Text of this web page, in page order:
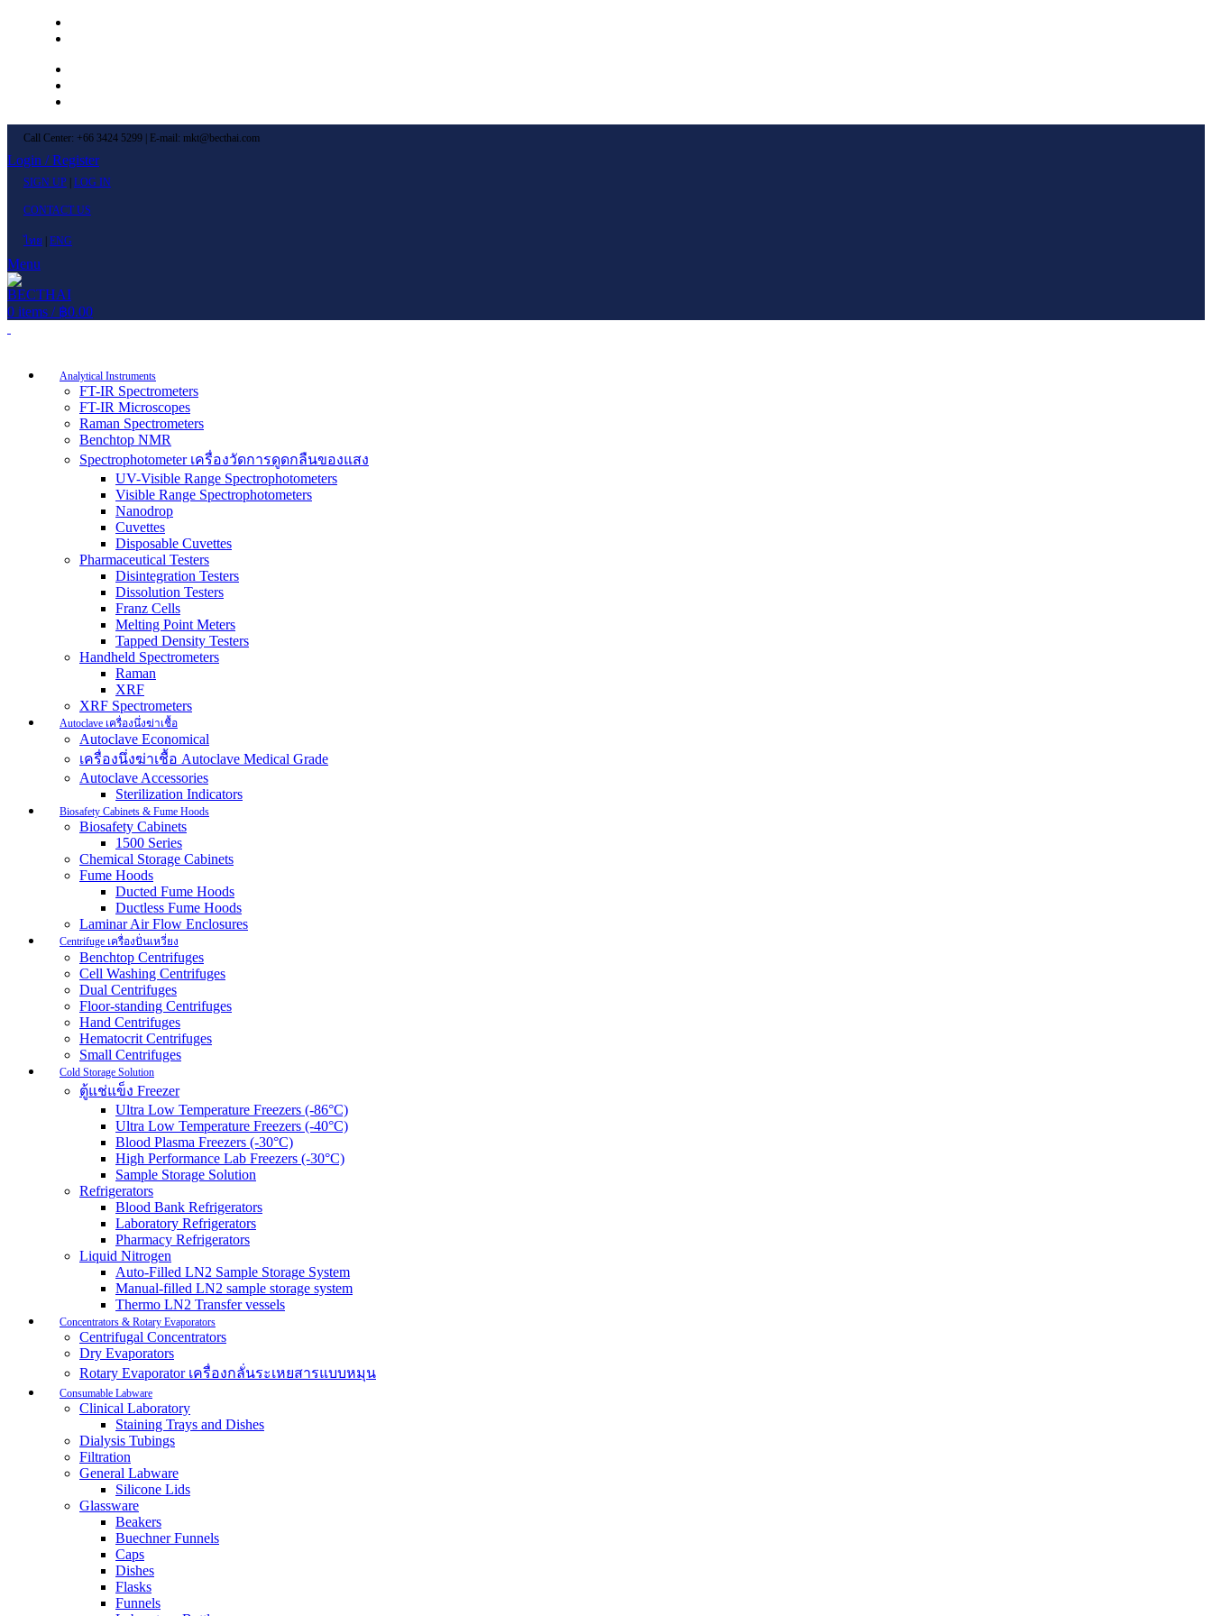
Call Center: +66 3424 5299 | E-mail: mkt@becthai.com
Login / Register
SIGN UP LOG IN
CONTACT US
ไทย ENG
Menu
0 items / ฿0.00
Analytical Instruments
FT-IR Spectrometers
FT-IR Microscopes
Raman Spectrometers
Benchtop NMR
Spectrophotometer เครื่องวัดการดูดกลืนของแสง
UV-Visible Range Spectrophotometers
Visible Range Spectrophotometers
Nanodrop
Cuvettes
Disposable Cuvettes
Pharmaceutical Testers
Disintegration Testers
Dissolution Testers
Franz Cells
Melting Point Meters
Tapped Density Testers
Handheld Spectrometers
Raman
XRF
XRF Spectrometers
Autoclave เครื่องนึ่งฆ่าเชื้อ
Autoclave Economical
เครื่องนึ่งฆ่าเชื้อ Autoclave Medical Grade
Autoclave Accessories
Sterilization Indicators
Biosafety Cabinets & Fume Hoods
Biosafety Cabinets
1500 Series
Chemical Storage Cabinets
Fume Hoods
Ducted Fume Hoods
Ductless Fume Hoods
Laminar Air Flow Enclosures
Centrifuge เครื่องปั่นเหวี่ยง
Benchtop Centrifuges
Cell Washing Centrifuges
Dual Centrifuges
Floor-standing Centrifuges
Hand Centrifuges
Hematocrit Centrifuges
Small Centrifuges
Cold Storage Solution
ตู้แช่แข็ง Freezer
Ultra Low Temperature Freezers (-86°C)
Ultra Low Temperature Freezers (-40°C)
Blood Plasma Freezers (-30°C)
High Performance Lab Freezers (-30°C)
Sample Storage Solution
Refrigerators
Blood Bank Refrigerators
Laboratory Refrigerators
Pharmacy Refrigerators
Liquid Nitrogen
Auto-Filled LN2 Sample Storage System
Manual-filled LN2 sample storage system
Thermo LN2 Transfer vessels
Concentrators & Rotary Evaporators
Centrifugal Concentrators
Dry Evaporators
Rotary Evaporator เครื่องกลั่นระเหยสารแบบหมุน
Consumable Labware
Clinical Laboratory
Staining Trays and Dishes
Dialysis Tubings
Filtration
General Labware
Silicone Lids
Glassware
Beakers
Buechner Funnels
Caps
Dishes
Flasks
Funnels